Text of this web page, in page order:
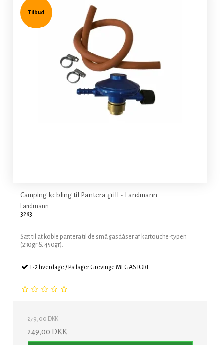
Tilbud
Camping kobling til Pantera grill - Landmann
Landmann
3283
Sæt til at koble pantera til de små gasdåser af kartouche-typen
(230gr & 450gr).
1-2 hverdage / På lager Grevinge MEGASTORE
279,00 DKK
249,00 DKK